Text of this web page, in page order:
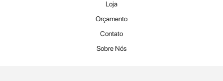
Loja
Orçamento
Contato
Sobre Nós